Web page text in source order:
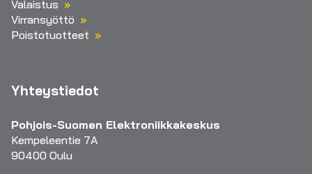
Valaistus
Virransyöttö
Poistotuotteet
Yhteystiedot
Pohjois-Suomen Elektroniikkakeskus
Kempeleentie 7A
90400 Oulu